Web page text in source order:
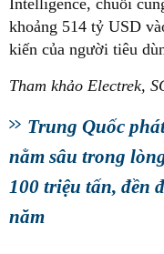
khoảng 514 tỷ USD
kiến của người tiêu
Tham khảo Electrek,
Trung Quốc
nằm sâu trong
100 triệu tấn, đền
năm